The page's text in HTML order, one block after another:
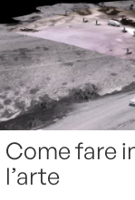
Come fare
l’arte